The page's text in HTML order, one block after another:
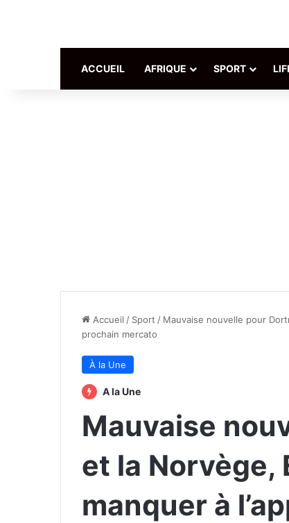
ACCUEIL AFRIQUE SPORT
Accueil / Sport / Mauvaise nouvelle pour
prochain mercato
À la Une
A la Une
Mauvaise
et la Norvège,
manquer à